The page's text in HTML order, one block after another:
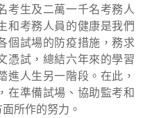
生及二萬一千名考務人
和考務人員的健康是我們
個試場的防疫措施，務求
憑試，總結六年來的學習
進人生另一階段。在此，
在準備試場、協助監考和
所作的努力。